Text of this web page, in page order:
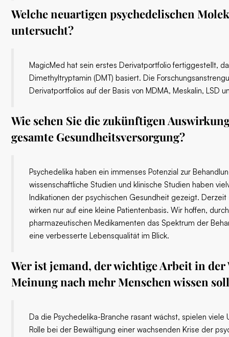
Welche neuartigen psychedelischen
untersucht?
MagicMed hat sein erstes Derivatportfolio fertiggestellt,
Dimethyltryptamin (DMT) basiert. Die
Derivatportfolios auf der Basis von MDMA, Meskalin, LSD
Wie sehen Sie die zukünftigen
gesamte Gesundheitsversorgung?
Psychedelika haben ein immenses Potenzial zur
wissenschaftliche Studien und klinische Studien haben
Indikationen der psychischen Gesundheit gezeigt.
wirken nur auf eine kleine Patientenbasis. Wir hoffen,
pharmazeutischen Medikamenten das Spektrum der
eine verbesserte Lebensqualität im Blick.
Wer ist jemand, der wichtige Arbeit in
Meinung nach mehr Menschen wissen
Da die Psychedelika-Branche rasant wächst, spielen
Rolle bei der Bewältigung einer wachsenden Krise der